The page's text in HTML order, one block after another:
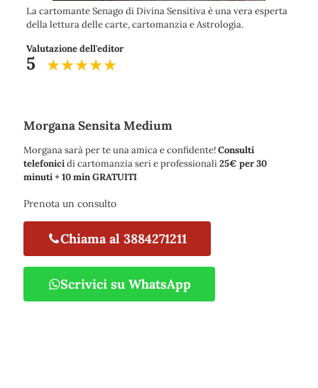
La cartomante Senago di Divina Sensitiva è una vera esperta
della lettura delle carte, cartomanzia e Astrologia.
Valutazione dell'editor
5
Morgana Sensita Medium
Morgana sarà per te una amica e confidente!Consulti
telefonicidi cartomanzia seri e professionali25€ per 30
minuti + 10 min GRATUITI
Prenota un consulto
Chiama al 3884271211
Scrivici su WhatsApp